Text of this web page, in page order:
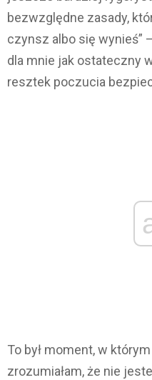
bezwzględne zasady,
czynsz albo się wynieś”
dla mnie jak ostateczny
resztek poczucia
To był moment, w
zrozumiałam, że nie